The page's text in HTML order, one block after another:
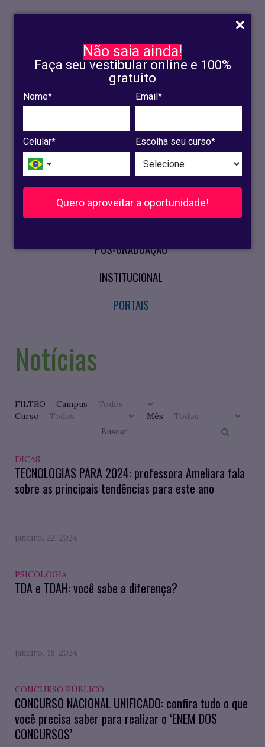
Não saia ainda!
Faça seu vestibular online e 100%
gratuito
Nome* Email*
Celular* Escolha seu curso*
Quero aproveitar a oportunidade!
.
INSCRIÇÃO
OLINDA
RECIFE
VESTIBULAR
CURSOS PRESENCIAIS
PÓS-GRADUAÇÃO
INSTITUCIONAL
PORTAIS
Notícias
FILTRO
Campus
Curso
Mês
DICAS
TECNOLOGIAS PARA 2024: professora Ameliara fala
sobre as principais tendências para este ano
janeiro. 22, 2024
PSICOLOGIA
TDA e TDAH: você sabe a diferença?
janeiro. 18, 2024
CONCURSO PÚBLICO
CONCURSO NACIONAL UNIFICADO: confira tudo o que
você precisa saber para realizar o ‘ENEM DOS
CONCURSOS’